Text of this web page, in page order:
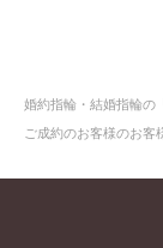
婚約指輪・結婚指輪の
ご成約のお客様のお客